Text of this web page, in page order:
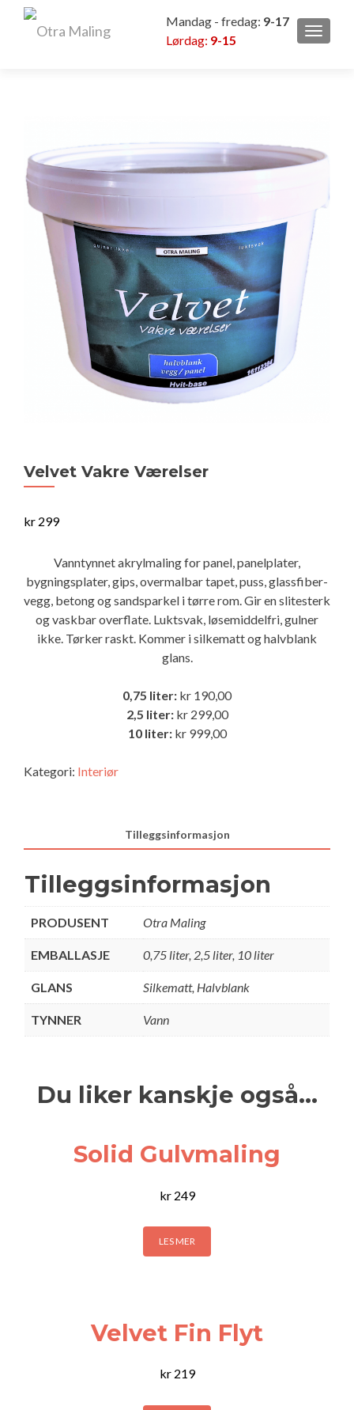
Mandag - fredag: 9-17
Lørdag: 9-15
Velvet Vakre Værelser
kr 299
Vanntynnet akrylmaling for panel, panelplater,
bygningsplater, gips, overmalbar tapet, puss, glassfiber-
vegg, betong og sandsparkel i tørre rom. Gir en slitesterk
og vaskbar overflate. Luktsvak, løsemiddelfri, gulner
ikke. Tørker raskt. Kommer i silkematt og halvblank
glans.
0,75 liter: kr 190,00
2,5 liter:kr 299,00
10 liter:kr 999,00
Kategori: Interiør
Tilleggsinformasjon
Tilleggsinformasjon
PRODUSENT Otra Maling
EMBALLASJE 0,75 liter, 2,5 liter, 10 liter
GLANS Silkematt, Halvblank
TYNNER Vann
Du liker kanskje også…
Solid Gulvmaling
kr249
LES MER
Velvet Fin Flyt
kr219